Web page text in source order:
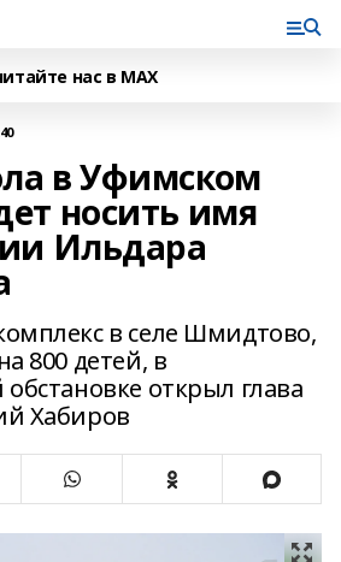
нас в MAX
в Уфимском
носить имя
Ильдара
в селе Шмидтово,
800 детей, в
открыл глава
Хабиров